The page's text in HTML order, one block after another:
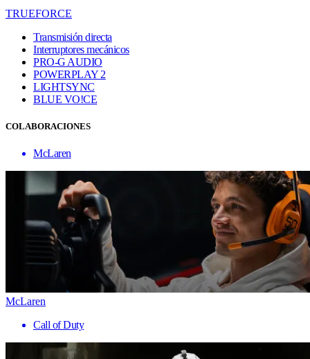
TRUEFORCE
Transmisión directa
Interruptores mecánicos
PRO-G AUDIO
POWERPLAY 2
LIGHTSYNC
BLUE VO!CE
COLABORACIONES
McLaren
McLaren
Call of Duty